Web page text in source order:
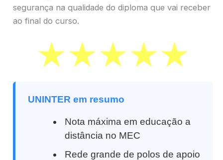
segurança na qualidade do diploma que vai receber
ao final do curso.
UNINTER em resumo
Nota máxima em educação a
distância no MEC
Rede grande de polos de apoio